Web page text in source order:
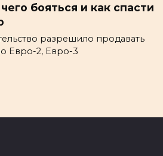
бояться и как спасти
разрешило продавать
Евро-2, Евро-3